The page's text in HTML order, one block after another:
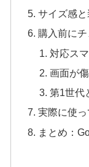
サイズ感
購入前に
対応ス
画面が
第1世代
実際に使
まとめ：